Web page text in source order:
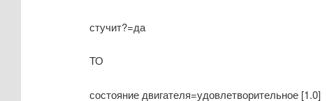
стучит?=да
ТО
состояние двигателя=удовлетворительное [1.0]